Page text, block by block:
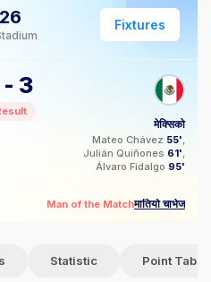
Fixtures
- 3
मेक्सिको
Mateo Chávez 55'
Julián Quiñones 61'
Álvaro Fidalgo 95'
Man of the Matchमातियो चाभेज
Statistic Point Table